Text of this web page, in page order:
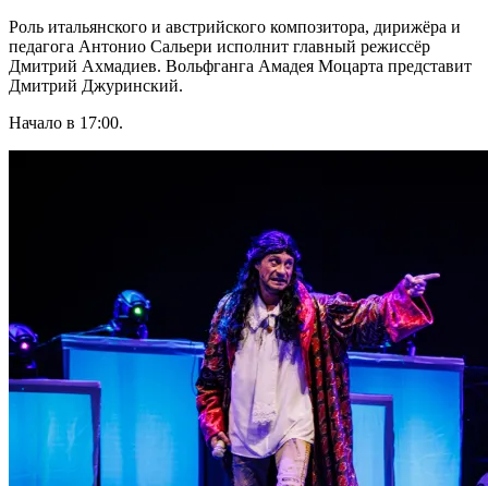
Роль итальянского и австрийского композитора, дирижёра и
педагога Антонио Сальери исполнит главный режиссёр
Дмитрий Ахмадиев. Вольфганга Амадея Моцарта представит
Дмитрий Джуринский.
Начало в 17:00.